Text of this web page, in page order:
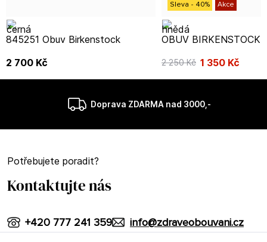
845251 Obuv Birkenstock
2 700 Kč
Akce
Sleva - 40%
OBUV BIRKENSTOCK
1 350 Kč
2 250Kč
Doprava ZDARMA nad 3000,-
Potřebujete poradit?
Kontaktujte nás
info@zdraveobouvani.cz
+420 777 241 359